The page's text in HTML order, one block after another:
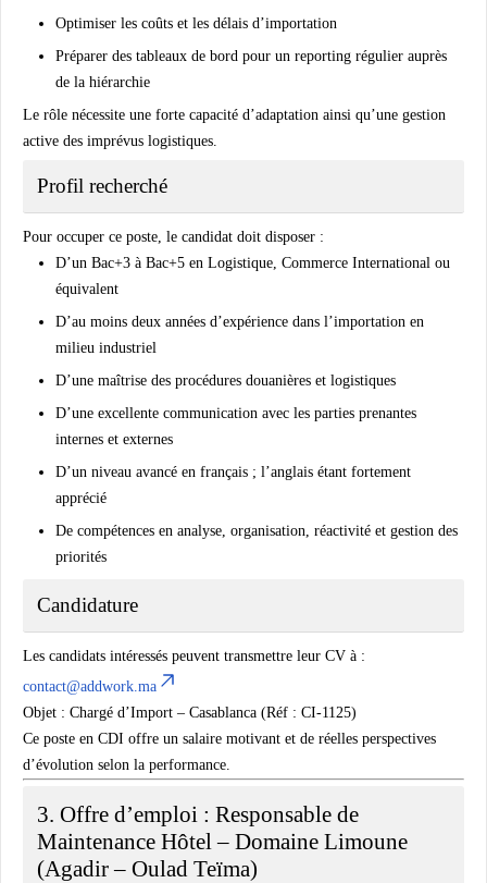
Optimiser les coûts et les délais d’importation
Préparer des tableaux de bord pour un reporting régulier auprès
de la hiérarchie
Le rôle nécessite une forte capacité d’adaptation ainsi qu’une gestion
active des imprévus logistiques.
Profil recherché
Pour occuper ce poste, le candidat doit disposer :
D’un Bac+3 à Bac+5 en Logistique, Commerce International ou
équivalent
D’au moins deux années d’expérience dans l’importation en
milieu industriel
D’une maîtrise des procédures douanières et logistiques
D’une excellente communication avec les parties prenantes
internes et externes
D’un niveau avancé en français ; l’anglais étant fortement
apprécié
De compétences en analyse, organisation, réactivité et gestion des
priorités
Candidature
Les candidats intéressés peuvent transmettre leur CV à :
contact@addwork.ma
Objet : Chargé d’Import – Casablanca (Réf : CI-1125)
Ce poste en CDI offre un salaire motivant et de réelles perspectives
d’évolution selon la performance.
3. Offre d’emploi : Responsable de
Maintenance Hôtel – Domaine Limoune
(Agadir – Oulad Teïma)